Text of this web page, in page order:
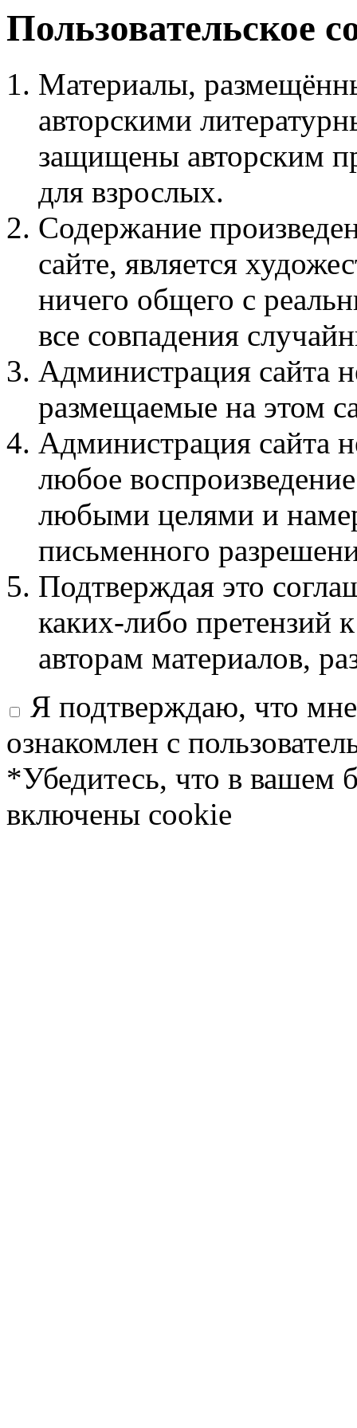
Пользовательское
Материалы,
авторскими
защищены авторским
для взрослых.
Содержание
сайте, является
ничего общего с
все совпадения
Администрация сайта
размещаемые на этом
Администрация сайта
любое
любыми целями и
письменного
Подтверждая это
каких-либо претензий
авторам материалов,
Я подтверждаю, что
ознакомлен с
*Убедитесь, что в вашем
включены cookie